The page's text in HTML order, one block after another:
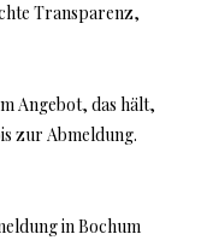
Transparenz,
Angebot, das hält,
zur Abmeldung.
in Bochum